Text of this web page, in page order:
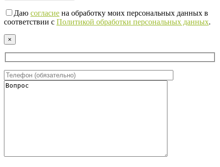
Даю согласие на обработку моих персональных данных в
соответствии с Политикой обработки персональных данных.
×